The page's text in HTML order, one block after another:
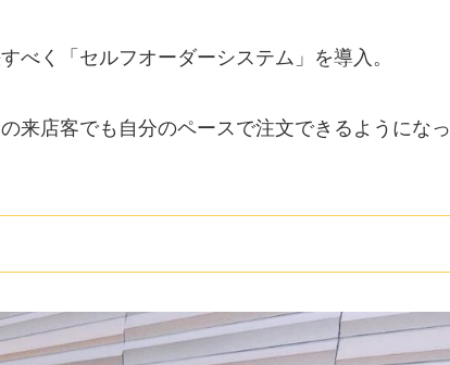
べく「セルフオーダーシステム」を導入。
来店客でも自分のペースで注文できるようになっ